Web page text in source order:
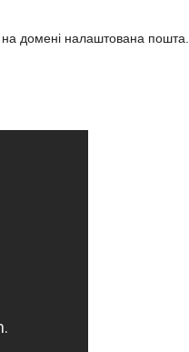
на домені налаштована пошта.